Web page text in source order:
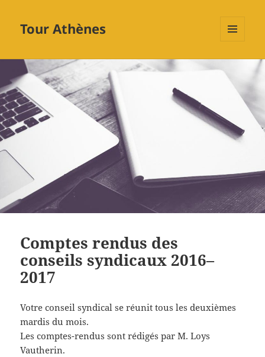
Tour Athènes
Comptes rendus des
conseils syndicaux 2016–
2017
Votre conseil syndical se réunit tous les deuxièmes
mardis du mois.
Les comptes-rendus sont rédigés par M. Loys
Vautherin.